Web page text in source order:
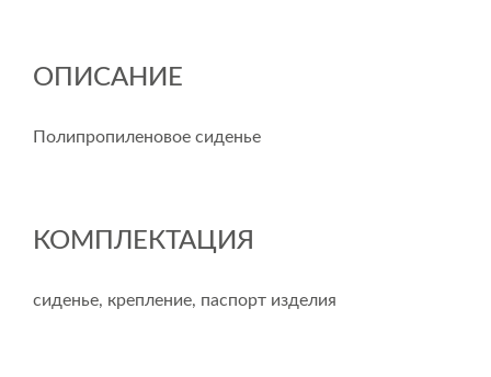
ОПИСАНИЕ
Полипропиленовое сиденье
КОМПЛЕКТАЦИЯ
сиденье, крепление, паспорт изделия